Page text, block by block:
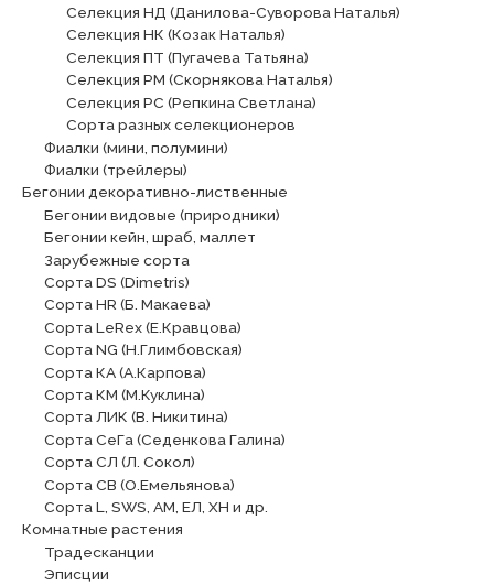
Селекция НД (Данилова-Суворова Наталья)
Селекция НК (Козак Наталья)
Селекция ПТ (Пугачева Татьяна)
Селекция РМ (Скорнякова Наталья)
Селекция РС (Репкина Светлана)
Сорта разных селекционеров
Фиалки (мини, полумини)
Фиалки (трейлеры)
Бегонии декоративно-лиственные
Бегонии видовые (природники)
Бегонии кейн, шраб, маллет
Зарубежные сорта
Сорта DS (Dimetris)
Сорта HR (Б. Макаева)
Сорта LeRex (Е.Кравцова)
Сорта NG (Н.Глимбовская)
Сорта КА (А.Карпова)
Сорта КМ (М.Куклина)
Сорта ЛИК (В. Никитина)
Сорта СеГа (Седенкова Галина)
Сорта СЛ (Л. Сокол)
Сорта СВ (О.Емельянова)
Сорта L, SWS, АМ, ЕЛ, ХН и др.
Комнатные растения
Традесканции
Эписции